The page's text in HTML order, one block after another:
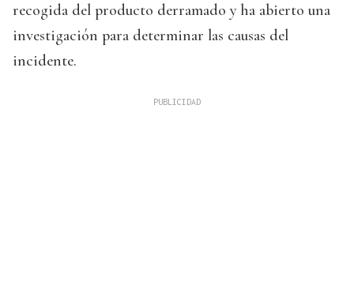
recogida del producto derramado y ha abierto una
investigación para determinar las causas del
incidente.